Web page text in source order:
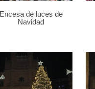
Encesa de luces de
Navidad